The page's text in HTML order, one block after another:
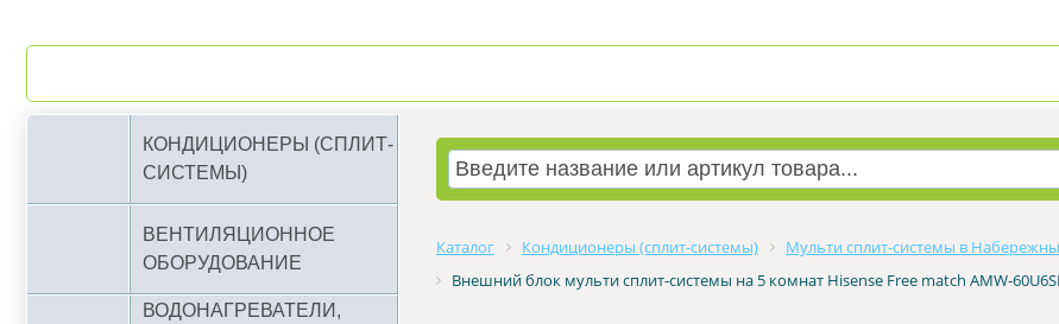
КОНДИЦИОНЕРЫ (СПЛИТ-
СИСТЕМЫ)
ВЕНТИЛЯЦИОННОЕ
ОБОРУДОВАНИЕ
ВОДОНАГРЕВАТЕЛИ,
Каталог Кондиционеры (сплит-системы)
Мульти сплит-системы в
Внешний блок мульти сплит-системы на 5 комнат Hisense Free match AMW-